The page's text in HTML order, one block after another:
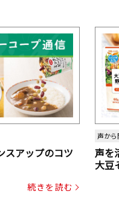
スアップのコツ
続きを読む
声か
声を
大豆